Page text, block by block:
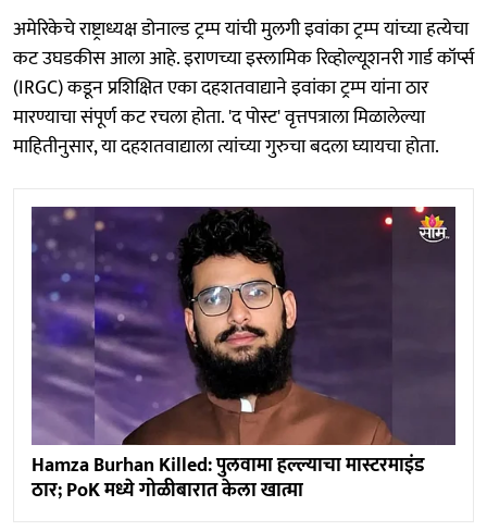
अमेरिकेचे राष्ट्राध्यक्ष डोनाल्ड ट्रम्प यांची मुलगी इवांका ट्रम्प यांच्या हत्येचा
कट उघडकीस आला आहे. इराणच्या इस्लामिक रिव्होल्यूशनरी गार्ड कॉर्प्स
(IRGC) कडून प्रशिक्षित एका दहशतवाद्याने इवांका ट्रम्प यांना ठार
मारण्याचा संपूर्ण कट रचला होता. 'द पोस्ट' वृत्तपत्राला मिळालेल्या
माहितीनुसार, या दहशतवाद्याला त्यांच्या गुरुचा बदला घ्यायचा होता.
Hamza Burhan Killed: पुलवामा हल्ल्याचा मास्टरमाइंड
ठार; PoK मध्ये गोळीबारात केला खात्मा